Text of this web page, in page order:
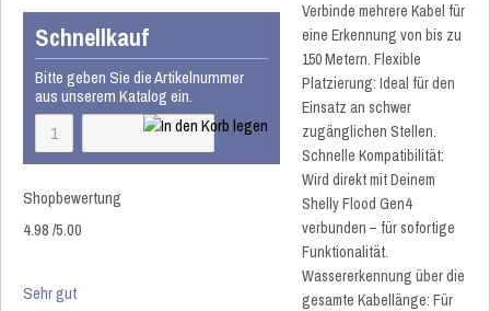
Schnellkauf
Bitte geben Sie die Artikelnummer
aus unserem Katalog ein.
Shopbewertung
4.98/5.00
Sehr gut
Verbinde mehrere Kabel für
eine Erkennung von bis zu
150 Metern. Flexible
Platzierung: Ideal für den
Einsatz an schwer
zugänglichen Stellen.
Schnelle Kompatibilität:
Wird direkt mit Deinem
Shelly Flood Gen4
verbunden – für sofortige
Funktionalität.
Wassererkennung über die
gesamte Kabellänge: Für